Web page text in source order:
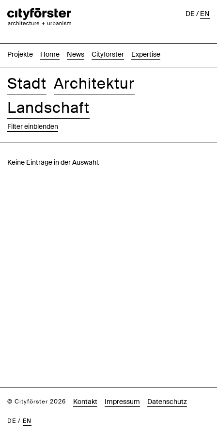
Projekte Home News Cityförster Expertise
DE/EN
Stadt Architektur
Landschaft
Filter einblenden
Keine Einträge in der Auswahl.
© Cityförster 2026 Kontakt Impressum Datenschutz
DE / EN